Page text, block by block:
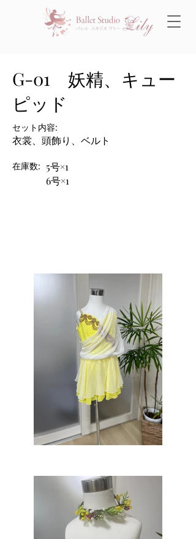
G-01 妖精、キュー
ピッド
セット内容:
衣裳、頭飾り、ベルト
在庫数: 5号×1
6号×1